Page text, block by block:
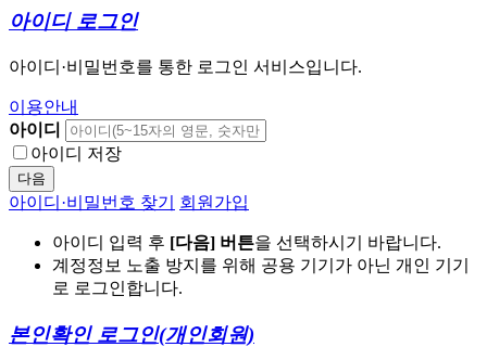
아이디 로그인
아이디·비밀번호를 통한 로그인 서비스입니다.
이용안내
아이디
아이디 저장
다음
아이디·비밀번호 찾기 회원가입
아이디 입력 후 [다음] 버튼을 선택하시기 바랍니다.
계정정보 노출 방지를 위해 공용 기기가 아닌 개인 기기
로 로그인합니다.
본인확인 로그인(개인회원)